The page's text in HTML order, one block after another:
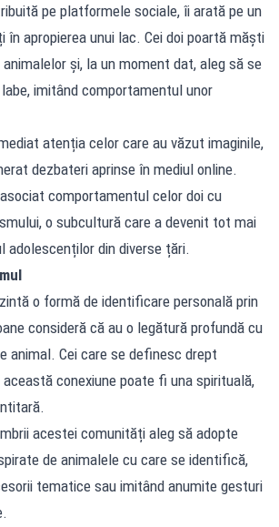
pe platformele sociale, îi arată pe un
apropierea unui lac. Cei doi poartă măști
și, la un moment dat, aleg să se
imitând comportamentul unor
atenția celor care au văzut imaginile,
dezbateri aprinse în mediul online.
comportamentul celor doi cu
o subcultură care a devenit tot mai
adolescenților din diverse țări.
o formă de identificare personală prin
consideră că au o legătură profundă cu
animal. Cei care se definesc drept
această conexiune poate fi una spirituală,
acestei comunități aleg să adopte
de animalele cu care se identifică,
tematice sau imitând anumite gesturi